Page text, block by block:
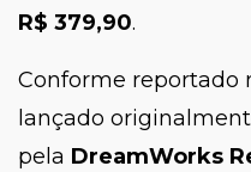
R$ 379,90.
Conforme reportado
lançado
pela DreamWorks